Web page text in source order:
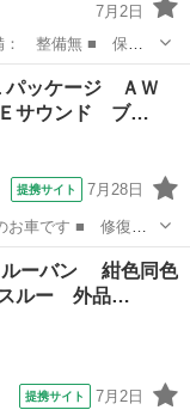
7月2日
整備無 ■ 保
イゼットカーゴ
パッケージ ＡＷ
サウンド ブ…
提携サイト 7月28日
お車です ■ 修復歴
ルーバン 紺色同色
ルー 外品…
提携サイト 7月2日